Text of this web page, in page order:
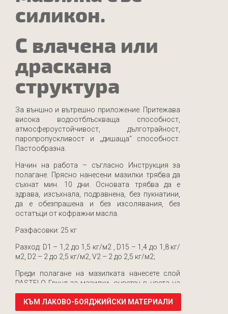
силикон.
С влачена или
драскана
структура
За външно и вътрешно приложение. Притежава
висока водоотблъскваща способност,
атмосфероустойчивост, дълготрайност,
паропропускливост и „дишаща“ способност.
Пастообразна.
Начин на работа – съгласно Инструкция за
полагане. Прясно нанесени мазилки трябва да
съхнат мин. 10 дни. Основата трябва да е
здрава, изсъхнала, подравнена, без пукнатини,
да е обезпрашена и без изсолявания, без
остатъци от кофражни масла.
Разфасовки: 25 кг
Разход: D1 – 1,2 до 1,5 кг/м2 , D15 – 1,4 до 1,8 кг/
м2, D2 – 2 до 2,5 кг/м2, V2 – 2 до 2,5 кг/м2;
Преди полагане на мазилката нанесете слой
PASTELO Грунд за мазилки, оцветен в цвета на
мазилката, 24 часа преди нанасянето й.
КЪМ ЛАКОВО-БОЯДЖИЙСКИ МАТЕРИАЛИ